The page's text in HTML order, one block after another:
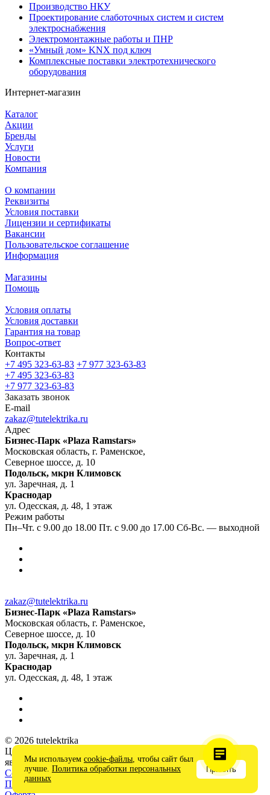
Производство НКУ
Проектирование слаботочных систем и систем
электроснабжения
Электромонтажные работы и ПНР
«Умный дом» KNX под ключ
Комплексные поставки электротехнического
оборудования
Интернет-магазин
Каталог
Акции
Бренды
Услуги
Новости
Компания
О компании
Реквизиты
Условия поставки
Лицензии и сертификаты
Вакансии
Пользовательское соглашение
Информация
Магазины
Помощь
Условия оплаты
Условия доставки
Гарантия на товар
Вопрос-ответ
Контакты
+7 495 323-63-83 +7 977 323-63-83
+7 495 323-63-83
+7 977 323-63-83
Заказать звонок
E-mail
zakaz@tutelektrika.ru
Адрес
Бизнес-Парк «Plaza Ramstars»
Московская область, г. Раменское,
Северное шоссе, д. 10
Подольск, мкрн Климовск
ул. Заречная, д. 1
Краснодар
ул. Одесская, д. 48, 1 этаж
Режим работы
Пн–Чт. с 9.00 до 18.00 Пт. с 9.00 до 17.00 Сб-Вс. — выходной
zakaz@tutelektrika.ru
Бизнес-Парк «Plaza Ramstars»
Московская область, г. Раменское,
Северное шоссе, д. 10
Подольск, мкрн Климовск
ул. Заречная, д. 1
Краснодар
ул. Одесская, д. 48, 1 этаж
© 2026 tutelektrika
Цены на сайте носят информационный характер и не
являются публичной офертой
Соглашение на обработку персональных данных
Политика в отношении обработки персональных данных
Мы используем cookie-файлы, чтобы сайт был
лучше. Политика обработки персональных
данных
Принять